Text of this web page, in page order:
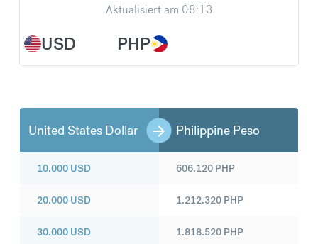
USD
Aktualisiert am 08:13
PHP
United States Dollar Philippine Peso
10.000 USD
20.000 USD
30.000 USD
606.120 PHP
1.212.320 PHP
1.818.520 PHP